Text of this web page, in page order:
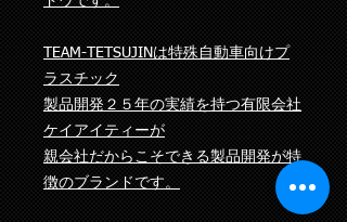
TEAM-TETSUJINは特殊自動車向けプ
ラスチック
製品開発２５年の実績を持つ有限会社
ケイアイティーが
親会社だからこそできる製品開発が特
徴のブランドです。